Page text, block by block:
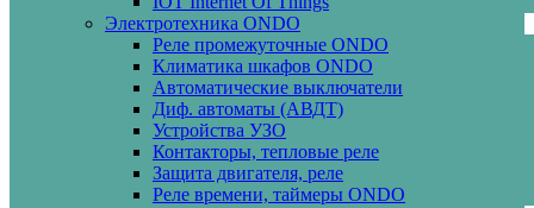
Электротехника ONDO
Реле промежуточные ONDO
Климатика шкафов ONDO
Автоматические выключатели
Диф. автоматы (АВДТ)
Устройства УЗО
Контакторы, тепловые реле
Защита двигателя, реле
Реле времени, таймеры ONDO